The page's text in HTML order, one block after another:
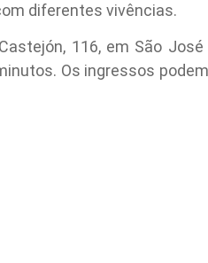
diferentes vivências.
116, em São José
Os ingressos